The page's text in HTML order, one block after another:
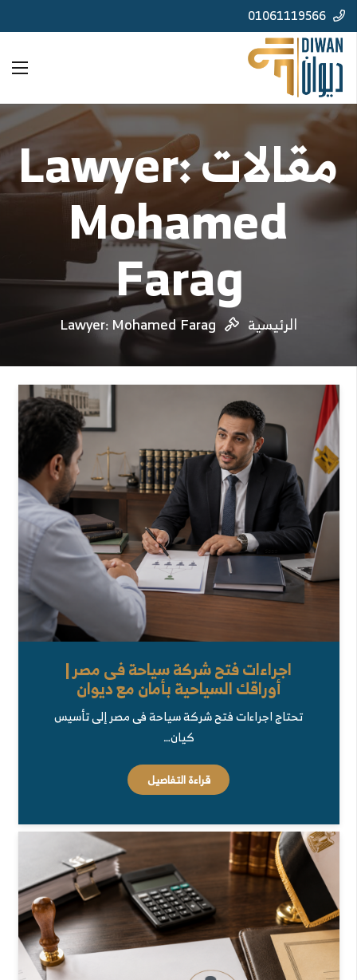
01061119566
مقالات Lawyer:
Mohamed
Farag
الرئيسية Lawyer: Mohamed Farag
اجراءات فتح شركة سياحة فى مصر |
أوراقك السياحية بأمان مع ديوان
تحتاج اجراءات فتح شركة سياحة فى مصر إلى تأسيس
كيان…
قراءة التفاصيل